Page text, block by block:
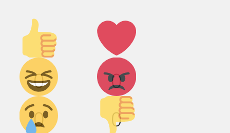
Палец
вверх!
0
Лайк!
0
Дикий
смех!
0
Агрессия!
0
Грусть :(
Палец
вниз!